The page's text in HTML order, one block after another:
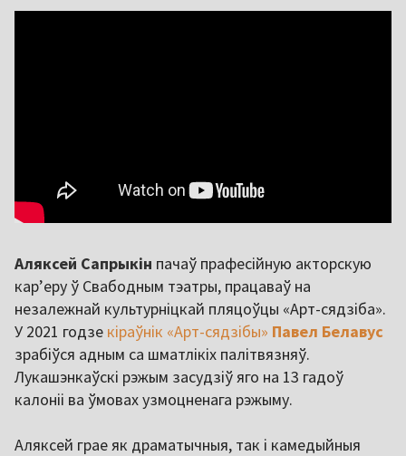
Аляксей Сапрыкін пачаў прафесійную акторскую
кар’еру ў Свабодным тэатры, працаваў на
незалежнай культурніцкай пляцоўцы «Арт-сядзіба».
У 2021 годзе кіраўнік «Арт-сядзібы» Павел Белавус
зрабіўся адным са шматлікіх палітвязняў.
Лукашэнкаўскі рэжым засудзіў яго на 13 гадоў
калоніі ва ўмовах узмоцненага рэжыму.
Аляксей грае як драматычныя, так і камедыйныя